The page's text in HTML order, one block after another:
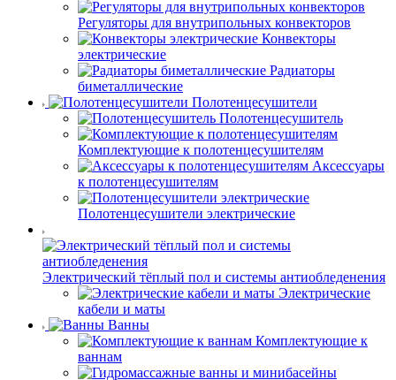
Регуляторы для внутрипольных конвекторов
Конвекторы
электрические
Радиаторы
биметаллические
Полотенцесушители
Полотенцесушитель
Комплектующие к полотенцесушителям
Аксессуары
к полотенцесушителям
Полотенцесушители электрические
Электрический тёплый пол и системы антиобледенения
Электрические
кабели и маты
Ванны
Комплектующие к
ваннам